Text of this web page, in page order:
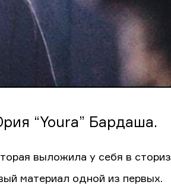
“Youra” Бардаша.
выложила у себя в сториз
материал одной из первых.